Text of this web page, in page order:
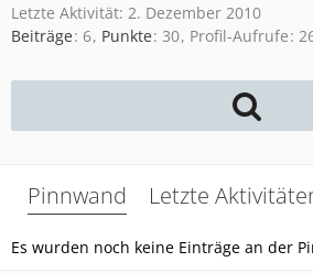
Letzte Aktivität: 2. Dezember 2010
Beiträge 6 Punkte 30 Profil-Aufrufe
Pinnwand Letzte
Es wurden noch keine Einträge an der